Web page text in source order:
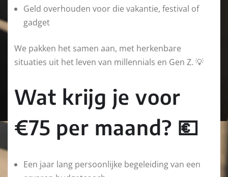
Geld overhouden voor die vakantie, festival of
gadget
We pakken het samen aan, met herkenbare
situaties uit het leven van millennials en Gen Z. 💡
Wat krijg je voor
€75 per maand? 💶
Een jaar lang persoonlijke begeleiding van een